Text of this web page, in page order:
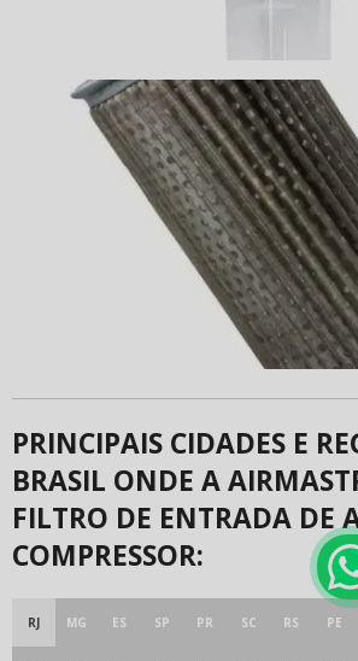
PRINCIPAIS CIDADES E
BRASIL ONDE A
FILTRO DE ENTRADA DE
COMPRESSOR:
RJ MG ES SP PR SC RS PE